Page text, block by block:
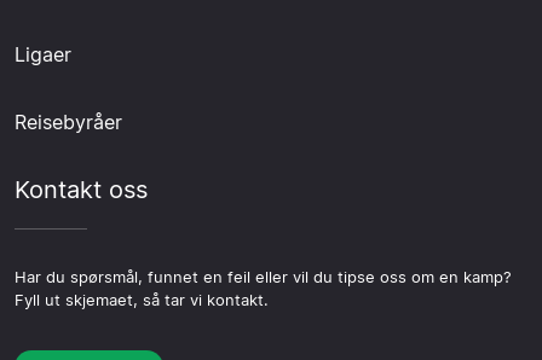
Ligaer
Reisebyråer
Kontakt oss
Har du spørsmål, funnet en feil eller vil du tipse oss om en kamp?
Fyll ut skjemaet, så tar vi kontakt.